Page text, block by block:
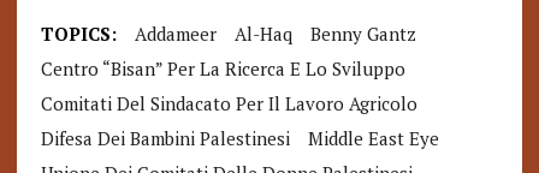
TOPICS: Addameer Al-Haq
Benny Gantz
Centro “Bisan” Per La Ricerca E Lo Sviluppo
Comitati Del Sindacato Per Il Lavoro Agricolo
Difesa Dei Bambini Palestinesi
Middle East Eye